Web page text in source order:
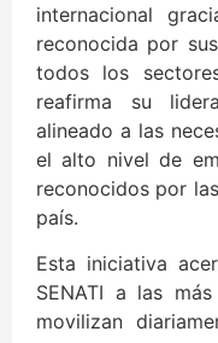
internacional
reconocida por
todos los
reafirma su
alineado a las
el alto nivel de
reconocidos por
país.
Esta iniciativa
SENATI a las
movilizan